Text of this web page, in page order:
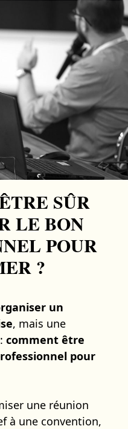
SÛR
LE BON
POUR
?
un
, mais une
comment être
pour
une réunion
à une convention,